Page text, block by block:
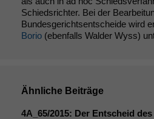
Schiedsrichter. Bei der
Bundesgerichtsentscheide wird
Borio (ebenfalls Walder Wyss)
Ähnliche Beiträge
4A_65/2015: Der Entscheid